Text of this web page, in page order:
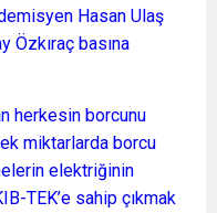
Hasan Ulaş
Özkıraç basına
herkesin borcunu
miktarlarda borcu
elektriğinin
TEK’e sahip çıkmak